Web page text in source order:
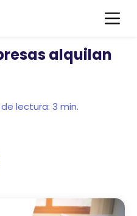
alquilan
lectura: 3 min.